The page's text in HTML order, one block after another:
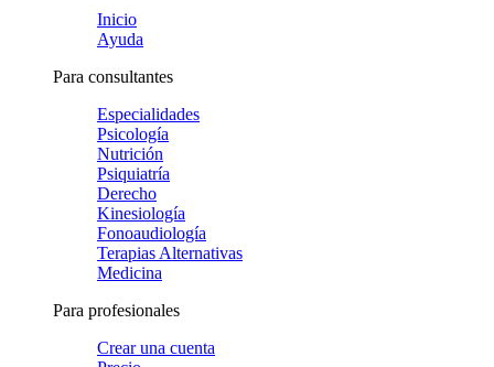
Inicio
Ayuda
Para consultantes
Especialidades
Psicología
Nutrición
Psiquiatría
Derecho
Kinesiología
Fonoaudiología
Terapias Alternativas
Medicina
Para profesionales
Crear una cuenta